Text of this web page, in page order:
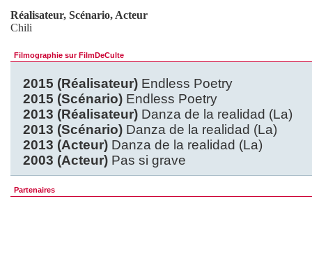
Réalisateur, Scénario, Acteur
Chili
Filmographie sur FilmDeCulte
2015 (Réalisateur) Endless Poetry
2015 (Scénario) Endless Poetry
2013 (Réalisateur) Danza de la realidad (La)
2013 (Scénario) Danza de la realidad (La)
2013 (Acteur) Danza de la realidad (La)
2003 (Acteur) Pas si grave
Partenaires